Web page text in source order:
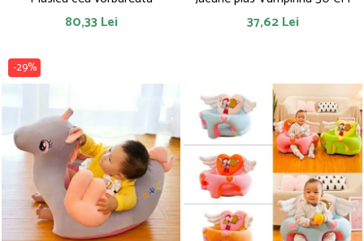
80,33 Lei
37,62 Lei
-29%